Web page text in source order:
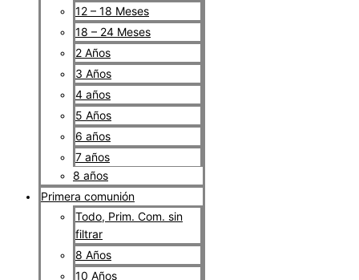
12 – 18 Meses
18 – 24 Meses
2 Años
3 Años
4 años
5 Años
6 años
7 años
8 años
Primera comunión
Todo, Prim. Com. sin
filtrar
8 Años
10 Años